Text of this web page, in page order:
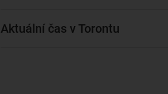
Aktuální čas v Torontu